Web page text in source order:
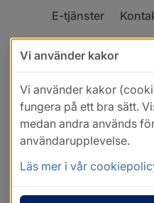
E-tjänster
Vi använder kakor
Vi använder kakor
fungera på ett bra sätt.
medan andra används
användarupplevelse.
Läs mer i vår